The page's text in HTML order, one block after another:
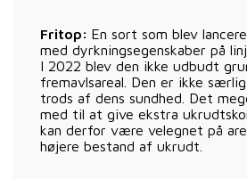
Fritop: En sort som blev
med dyrkningsegenskaber på
I 2022 blev den ikke udbudt
fremavlsareal. Den er ikke
trods af dens sundhed. Det
med til at give ekstra
kan derfor være velegnet på
højere bestand af ukrudt.